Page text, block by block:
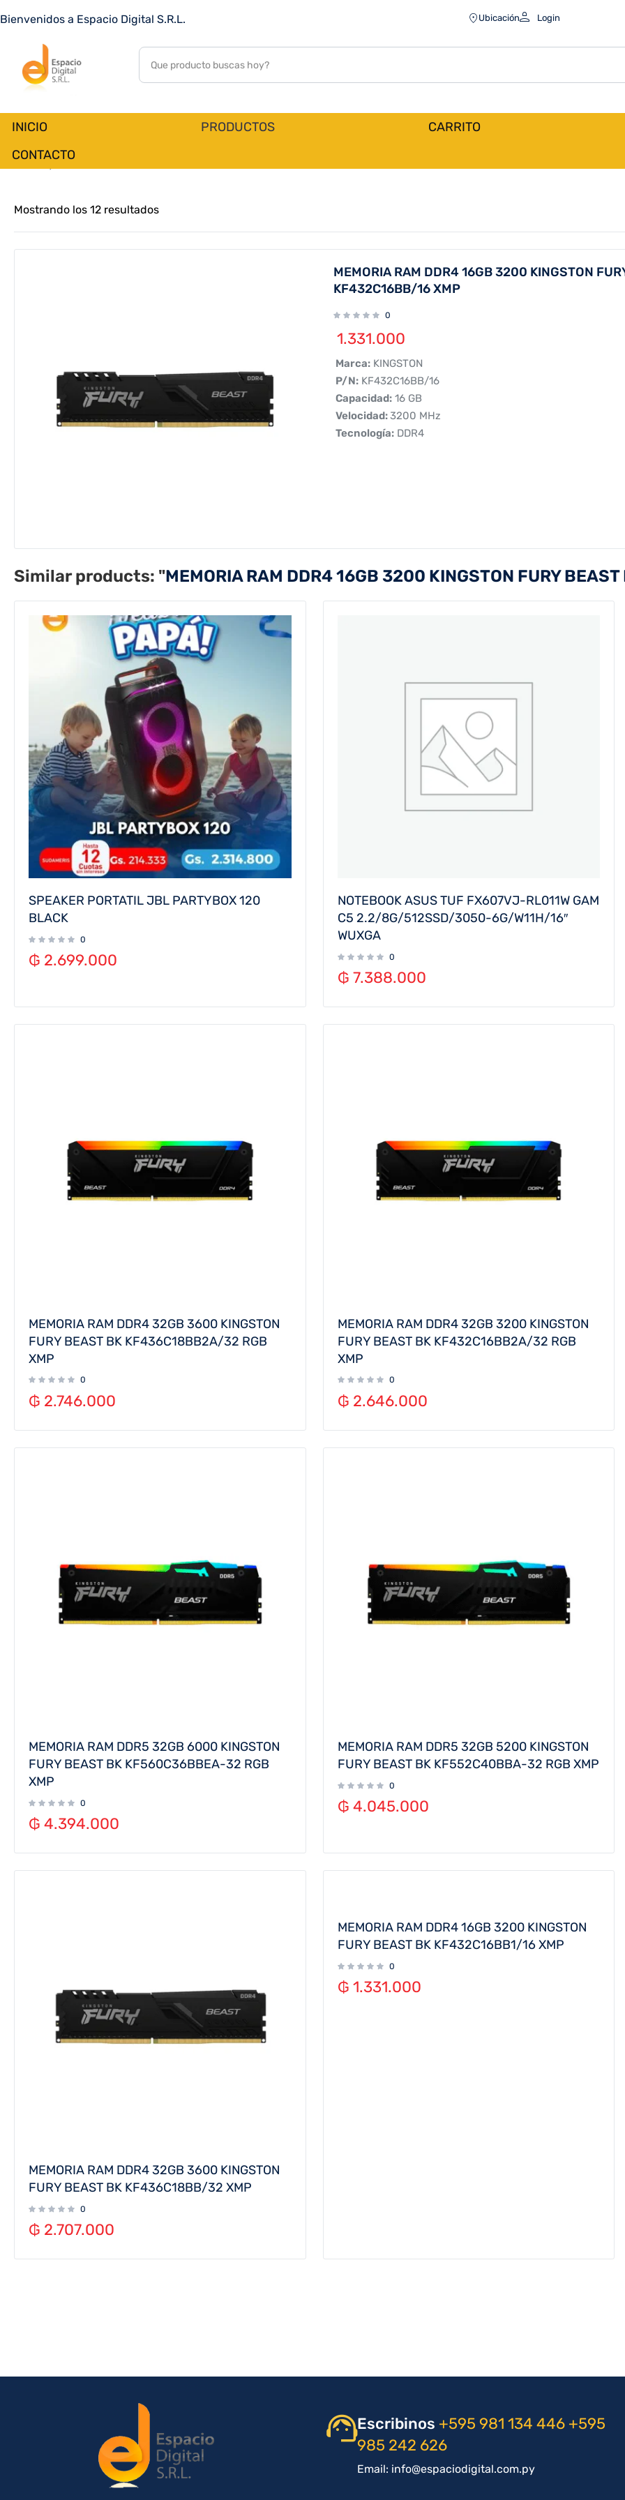
Bienvenidos a Espacio Digital S.R.L. Ubicación Login
INICIO PRODUCTOS CARRITO
CONTACTO
Inicio PRODUCTOS
Mostrando los 12 resultados
MEMORIA RAM DDR4 16GB 3200 KINGSTON
KF432C16BB/16 XMP
0
1.331.000
 Marca:KINGSTON
 P/N:KF432C16BB/16
 Capacidad:16 GB
 Velocidad:3200 MHz
Tecnología:DDR4
Similar products: "MEMORIA RAM DDR4 16GB 3200 KINGSTON FURY
SPEAKER PORTATIL JBL PARTYBOX 120
BLACK
0
₲ 2.699.000
NOTEBOOK ASUS TUF FX607VJ-RL011W GAM
C5 2.2/8G/512SSD/3050-6G/W11H/16″
WUXGA
0
₲ 7.388.000
MEMORIA RAM DDR4 32GB 3600 KINGSTON
FURY BEAST BK KF436C18BB2A/32 RGB
XMP
0
₲ 2.746.000
MEMORIA RAM DDR4 32GB 3200 KINGSTON
FURY BEAST BK KF432C16BB2A/32 RGB
XMP
0
₲ 2.646.000
MEMORIA RAM DDR5 32GB 6000 KINGSTON
FURY BEAST BK KF560C36BBEA-32 RGB
XMP
0
₲ 4.394.000
MEMORIA RAM DDR5 32GB 5200 KINGSTON
FURY BEAST BK KF552C40BBA-32 RGB XMP
0
₲ 4.045.000
MEMORIA RAM DDR4 32GB 3600 KINGSTON
FURY BEAST BK KF436C18BB/32 XMP
0
₲ 2.707.000
MEMORIA RAM DDR4 16GB 3200 KINGSTON
FURY BEAST BK KF432C16BB1/16 XMP
0
₲ 1.331.000
Escribinos +595 981 134 446 +595
985 242 626
Email: info@espaciodigital.com.py